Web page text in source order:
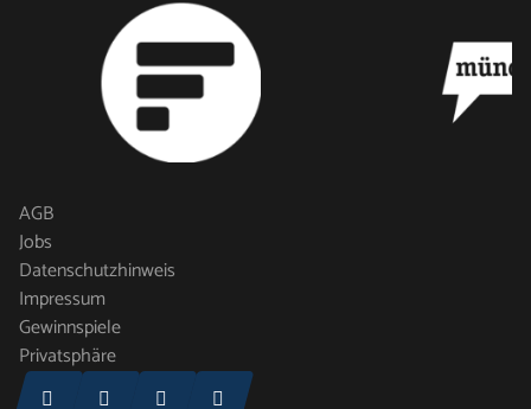
AGB
Jobs
Datenschutzhinweis
Impressum
Gewinnspiele
Privatsphäre